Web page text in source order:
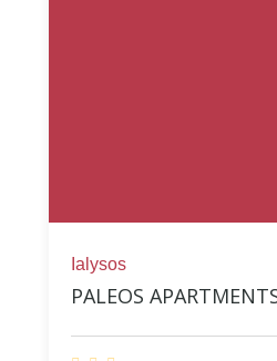
Ialysos
PALEOS